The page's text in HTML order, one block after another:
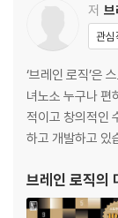
저 브
관심
‘브레인 로직’은
녀노소 누구나 편
적이고 창의적인
하고 개발하고 있
브레인 로직의